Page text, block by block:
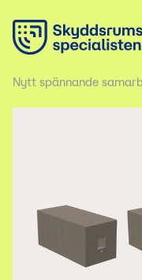
Nytt spännande